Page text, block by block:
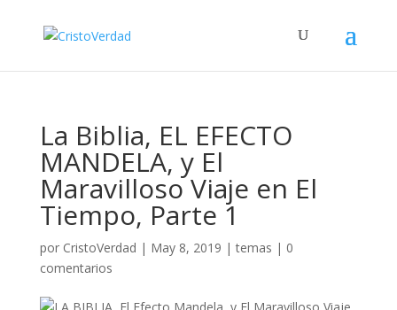
La Biblia, EL EFECTO
MANDELA, y El
Maravilloso Viaje en El
Tiempo, Parte 1
por CristoVerdad | May 8, 2019 |temas | 0
comentarios